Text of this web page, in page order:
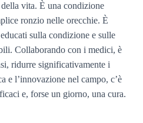
vita. È una condizione
ronzio nelle orecchie. È
sulla condizione e sulle
Collaborando con i medici, è
ridurre significativamente i
e l’innovazione nel campo, c’è
e, forse un giorno, una cura.